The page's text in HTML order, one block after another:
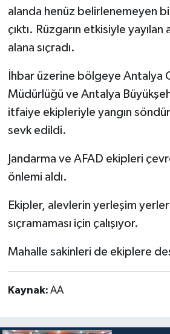
alanda henüz belirlenemeyen
çıktı. Rüzgarın etkisiyle yayılan
alana sıçradı.
İhbar üzerine bölgeye Antalya
Müdürlüğü ve Antalya
itfaiye ekipleriyle yangın
sevk edildi.
Jandarma ve AFAD ekipleri
önlemi aldı.
Ekipler, alevlerin yerleşim
sıçramaması için çalışıyor.
Mahalle sakinleri de ekiplere
Kaynak: AA